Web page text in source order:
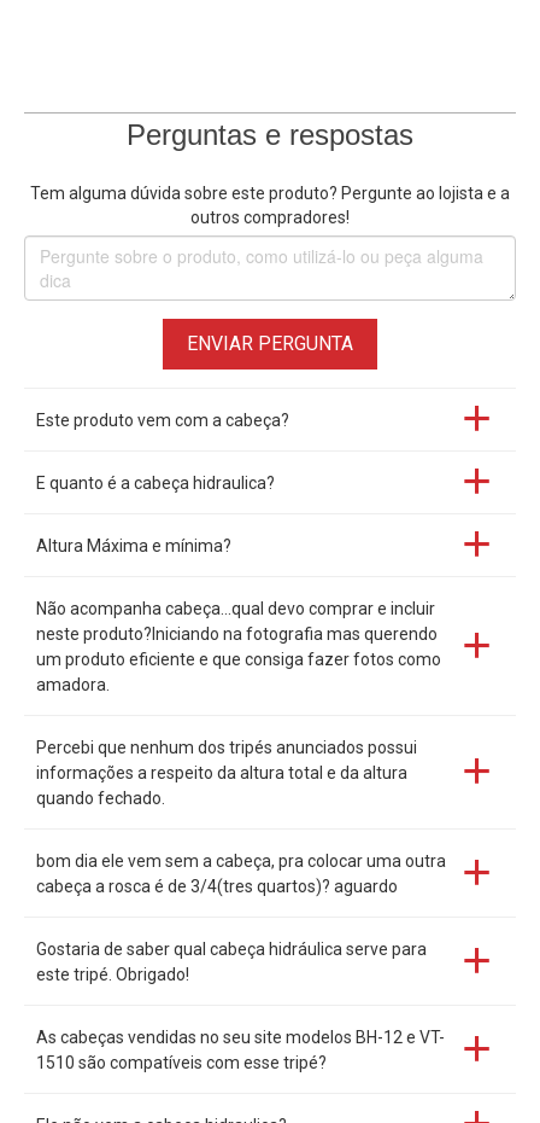
Perguntas e respostas
Tem alguma dúvida sobre este produto? Pergunte ao lojista e a
outros compradores!
ENVIAR PERGUNTA
Este produto vem com a cabeça?
E quanto é a cabeça hidraulica?
Altura Máxima e mínima?
Não acompanha cabeça...qual devo comprar e incluir
neste produto?Iniciando na fotografia mas querendo
um produto eficiente e que consiga fazer fotos como
amadora.
Percebi que nenhum dos tripés anunciados possui
informações a respeito da altura total e da altura
quando fechado.
bom dia ele vem sem a cabeça, pra colocar uma outra
cabeça a rosca é de 3/4(tres quartos)? aguardo
Gostaria de saber qual cabeça hidráulica serve para
este tripé. Obrigado!
As cabeças vendidas no seu site modelos BH-12 e VT-
1510 são compatíveis com esse tripé?